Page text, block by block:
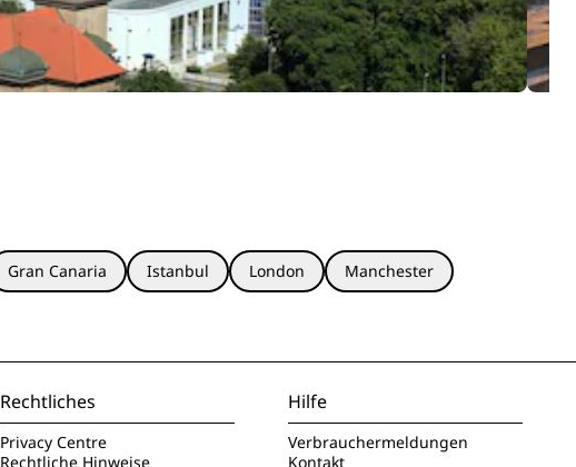
Gran Canaria Istanbul London
Manchester
Rechtliches
Privacy Centre
Rechtliche Hinweise
Hilfe
Verbrauchermeldungen
Kontakt